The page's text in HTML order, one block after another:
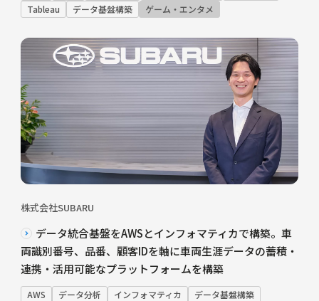
Tableau
データ基盤構築 ゲーム・エンタメ
株式会社SUBARU
データ統合基盤をAWSとインフォマティカで構築。車
両識別番号、品番、顧客IDを軸に車両生涯データの蓄積・
連携・活用可能なプラットフォームを構築
AWS データ分析 インフォマティカ
データ基盤構築